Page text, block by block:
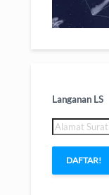
Langanan LS
Alamat
Surat
Elektronik
DAFTAR!